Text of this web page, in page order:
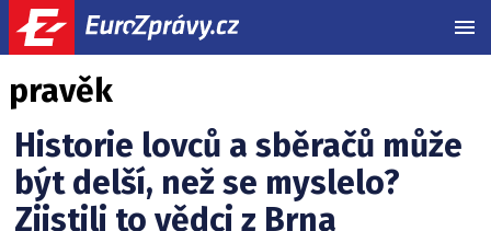
pravěk
Historie lovců a sběračů může
být delší, než se myslelo?
Zjistili to vědci z Brna